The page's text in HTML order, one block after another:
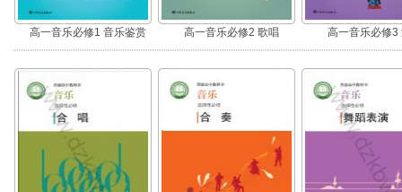
高一音乐必修1 音乐鉴赏 高一音乐必修2 歌唱 高一音乐必修3